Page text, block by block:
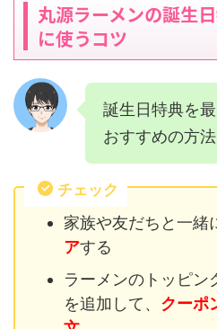
丸源ラーメンの誕生
に使うコツ
誕生日特典を
おすすめの方
チェック
家族や友だちと一緒
アする
ラーメンのトッピン
を追加して、 クーポ